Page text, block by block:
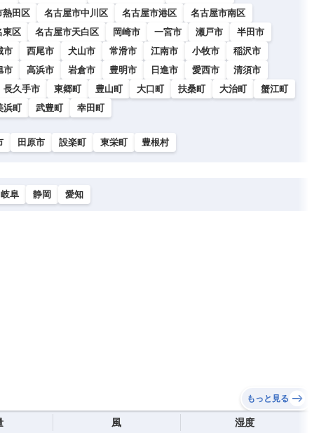
熱田区 名古屋市中川区 名古屋市港区
名古屋市南区
東区 名古屋市天白区 岡崎市 一宮市 瀬戸市
半田市
市 西尾市 犬山市 常滑市 江南市 小牧市
稲沢市
市 高浜市 岩倉市 豊明市 日進市 愛西市
清須市
長久手市 東郷町 豊山町 大口町 扶桑町 大治町
蟹江町
浜町 武豊町 幸田町
田原市 設楽町 東栄町 豊根村
岐阜 静岡 愛知
もっと見る
風 湿度